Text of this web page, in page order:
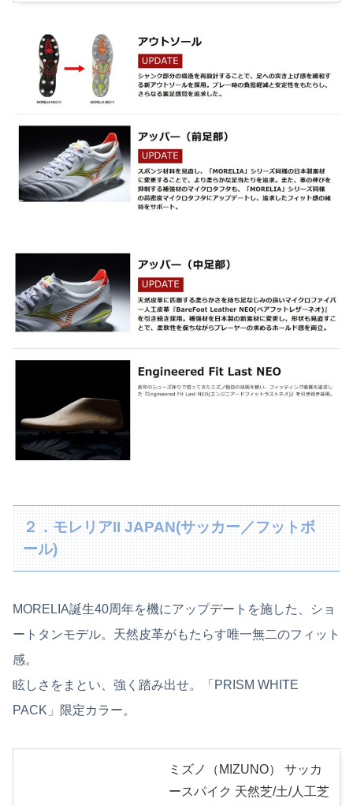
２．モレリアII JAPAN(サッカー／フットボ
ール)
MORELIA誕生40周年を機にアップデートを施した、ショ
ートタンモデル。天然皮革がもたらす唯一無二のフィット
感。
眩しさをまとい、強く踏み出せ。「PRISM WHITE
PACK」限定カラー。
ミズノ（MIZUNO） サッカ
ースパイク 天然芝/土/人工芝